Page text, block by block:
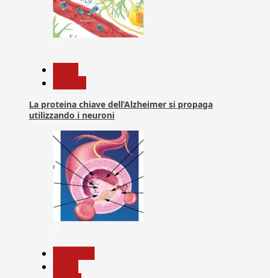
La proteina chiave dell’Alzheimer si propaga
utilizzando i neuroni